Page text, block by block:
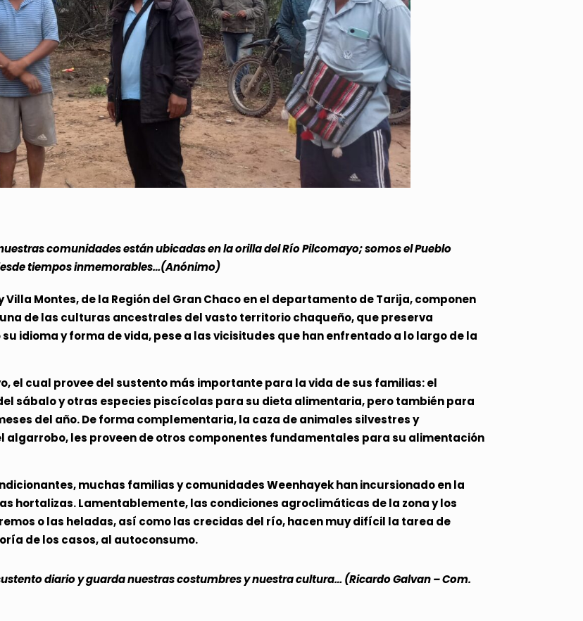
comunidades están ubicadas en la orilla del Río Pilcomayo; somos el Pueblo
tiempos inmemorables…(Anónimo)
Montes, de la Región del Gran Chaco en el departamento de Tarija, componen
de las culturas ancestrales del vasto territorio chaqueño, que preserva
idioma y forma de vida, pese a las vicisitudes que han enfrentado a lo largo de la
el cual provee del sustento más importante para la vida de sus familias: el
sábalo y otras especies piscícolas para su dieta alimentaria, pero también para
del año. De forma complementaria, la caza de animales silvestres y
algarrobo, les proveen de otros componentes fundamentales para su alimentación
muchas familias y comunidades Weenhayek han incursionado en la
hortalizas. Lamentablemente, las condiciones agroclimáticas de la zona y los
o las heladas, así como las crecidas del río, hacen muy difícil la tarea de
de los casos, al autoconsumo.
diario y guarda nuestras costumbres y nuestra cultura… (Ricardo Galvan – Com.